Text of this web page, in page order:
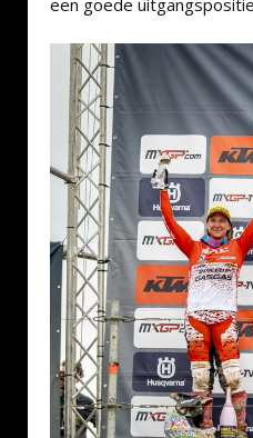
een goede